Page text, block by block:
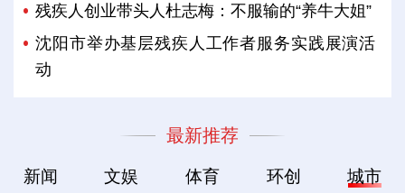
残疾人创业带头人杜志梅：不服输的“养牛大姐”
沈阳市举办基层残疾人工作者服务实践展演活
动
最新推荐
新闻 文娱 体育 环创 城市